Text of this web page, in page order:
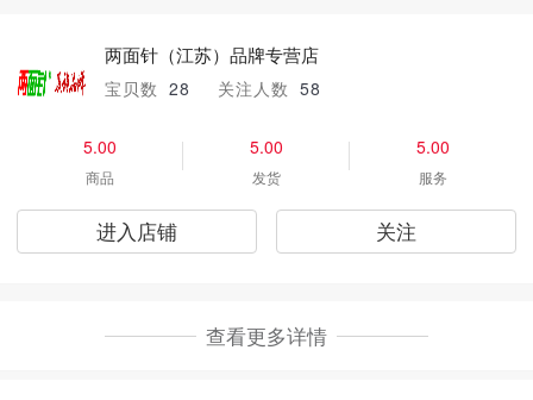
两面针（江苏）品牌专营店
宝贝数 28 关注人数 58
5.00
商品
5.00
发货
5.00
服务
进入店铺 关注
查看更多详情